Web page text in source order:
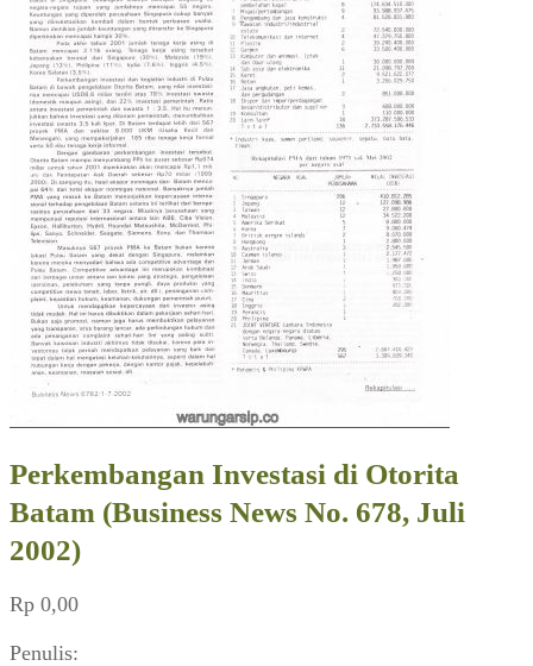
Perkembangan Investasi di Otorita
Batam (Business News No. 678, Juli
2002)
Rp 0,00
Penulis: